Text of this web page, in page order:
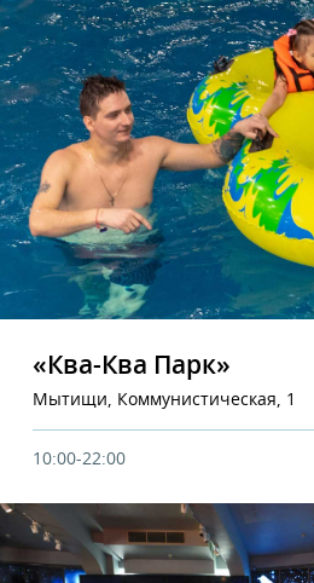
«Ква-Ква Парк»
Мытищи, Коммунистическая, 1
10:00-22:00